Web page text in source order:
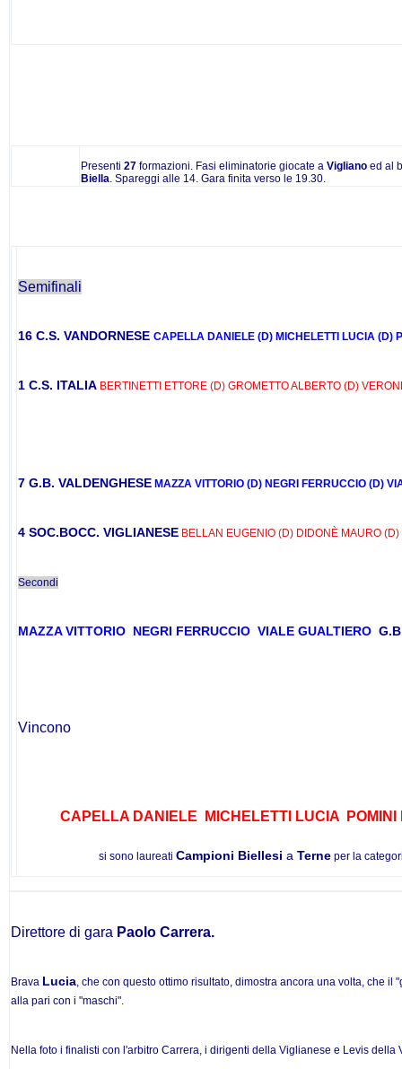
Presenti 27 formazioni. Fasi eliminatorie giocate a Vigliano ed al
Biella. Spareggi alle 14. Gara finita verso le 19.30.
Semifinali
16 C.S. VANDORNESE CAPELLA DANIELE (D) MICHELETTI LUCIA (D)
1 C.S. ITALIA BERTINETTI ETTORE (D) GROMETTO ALBERTO (D)
7 G.B. VALDENGHESE MAZZA VITTORIO (D) NEGRI FERRUCCIO (D)
4 SOC.BOCC. VIGLIANESE BELLAN EUGENIO (D) DIDONÈ MAURO (D)
Secondi
MAZZA VITTORIO NEGRI FERRUCCIO VIALE GUALTIERO
Vincono
CAPELLA DANIELE MICHELETTI LUCIA
si sono laureati Campioni Biellesi aTerneper la
Direttore di gara Paolo Carrera.
Brava Lucia, che con questo ottimo risultato, dimostra ancora una volta, che il
alla pari con i "maschi".
Nella foto i finalisti con l'arbitro Carrera, i dirigenti della Viglianese e Levis della